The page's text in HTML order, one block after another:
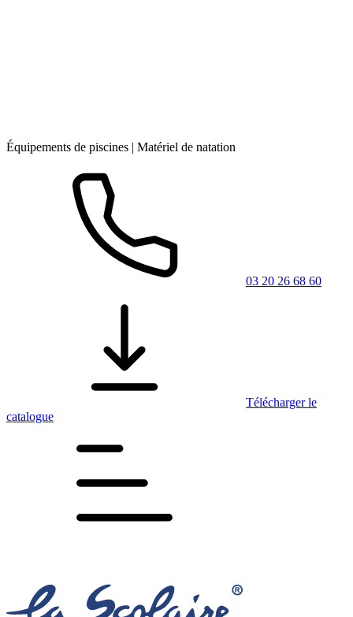
Équipements de piscines | Matériel de natation
03 20 26 68 60
Télécharger le
catalogue